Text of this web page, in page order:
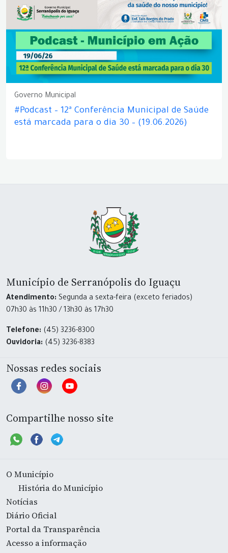
Governo Municipal
#Podcast – 12ª Conferência Municipal de Saúde
está marcada para o dia 30 – (19.06.2026)
Município de Serranópolis do Iguaçu
Atendimento: Segunda a sexta-feira (exceto feriados)
07h30 às 11h30 / 13h30 às 17h30
Telefone: (45) 3236-8300
Ouvidoria: (45) 3236-8383
Nossas redes sociais
Compartilhe nosso site
O Município
História do Município
Notícias
Diário Oficial
Portal da Transparência
Acesso a informação